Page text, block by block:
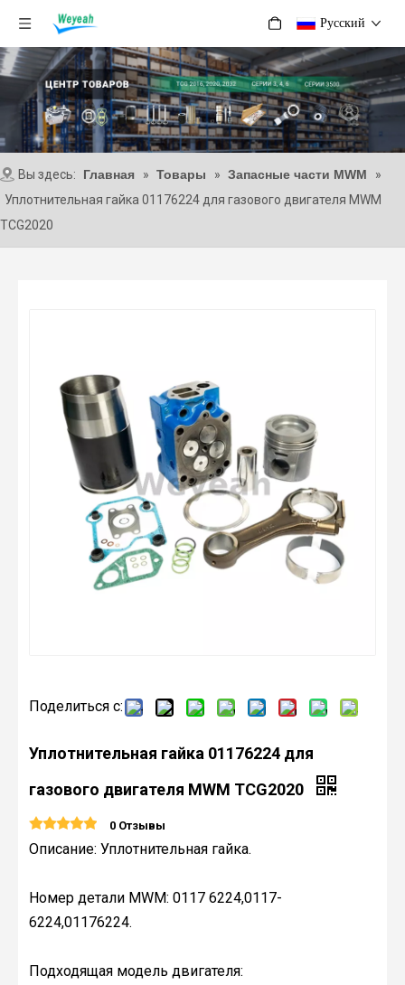
Pусский
Вы здесь: Главная » Товары » Запасные части MWM
»
Уплотнительная гайка 01176224 для газового двигателя MWM
TCG2020
Поделиться с:
Уплотнительная гайка 01176224 для
газового двигателя MWM TCG2020
0 Отзывы
Описание: Уплотнительная гайка.
Номер детали MWM: 0117 6224,0117-
6224,01176224.
Подходящая модель двигателя: